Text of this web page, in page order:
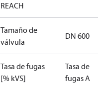
REACH
Tamaño de
válvula
DN 600
Tasa de fugas
[% kVS]
Tasa de
fugas A